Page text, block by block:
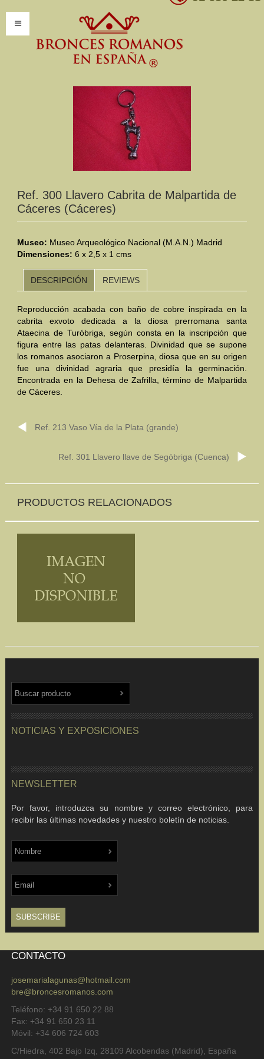
INFORMACIÓN
Introducción
Presentación
CATÁLOGO
Catálogo Completo
Clasificaciones
Otras Civilizaciones
Trabajos Especiales
Referencias
Musée Départemental Arlés Antique. Arlés (Francia)
BUSCAR
Ref. 300 Llavero Cabrita de Malpartida de
Cáceres (Cáceres)
Museo: Museo Arqueológico Nacional (M.A.N.) Madrid
Dimensiones: 6 x 2,5 x 1 cms
DESCRIPCIÓN REVIEWS
Reproducción acabada con baño de cobre inspirada en la
cabrita exvoto dedicada a la diosa prerromana santa
Ataecina de Turóbriga, según consta en la inscripción que
figura entre las patas delanteras. Divinidad que se supone
los romanos asociaron a Proserpina, diosa que en su origen
fue una divinidad agraria que presidía la germinación.
Encontrada en la Dehesa de Zafrilla, término de Malpartida
de Cáceres.
Ref. 213 Vaso Vía de la Plata (grande)
Ref. 301 Llavero llave de Segóbriga (Cuenca)
PRODUCTOS RELACIONADOS
NOTICIAS Y EXPOSICIONES
NEWSLETTER
Por favor, introduzca su nombre y correo electrónico, para
recibir las últimas novedades y nuestro boletín de noticias.
CONTACTO
josemarialagunas@hotmail.com
bre@broncesromanos.com
Teléfono: +34 91 650 22 88
Fax: +34 91 650 23 11
Móvil: +34 606 724 603
C/Hiedra, 402 Bajo Izq, 28109 Alcobendas (Madrid), España